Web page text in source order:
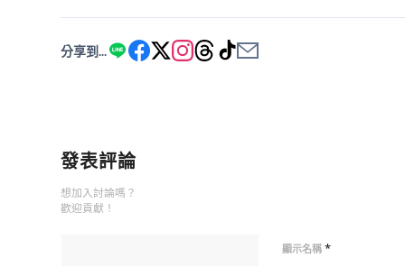
分享到...
發表評論
想加入討論嗎？
歡迎貢獻！
顯示名稱 *